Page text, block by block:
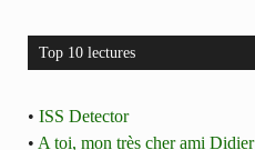
Top 10 lectures
• ISS Detector
• A toi, mon très cher ami Didier